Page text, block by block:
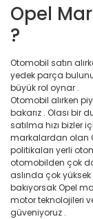
Opel
?
Otomobil satın
yedek parça
büyük rol oynar .
Otomobil alırken
bakarız . Olası
satılma hızı bizler
markalardan olan
politikaları yerli
otomobilden çok
aslında çok
bakıyorsak Opel
motor teknolojileri
güveniyoruz .